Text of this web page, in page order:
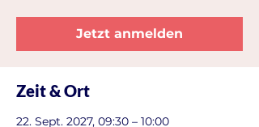
Jetzt anmelden
Zeit & Ort
22. Sept. 2027, 09:30 – 10:00